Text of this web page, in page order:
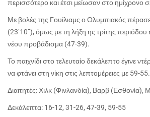
περισσότερο και έτσι μείωσαν στο ημίχρονο
Με βολές της Γουίλιαμς ο Ολυμπιακός
(23’10’’), όμως με τη λήξη ης τρίτης
νέου προβάδισμα (47-39).
Το παιχνίδι στο τελευταίο δεκάλεπτο έγινε
να φτάνει στη νίκη στις λεπτομέρειες με 59-55.
Διαιτητές: Χιλκ (Φινλανδία), Βαρβ
Δεκάλεπτα: 16-12, 31-26, 47-39, 59-55